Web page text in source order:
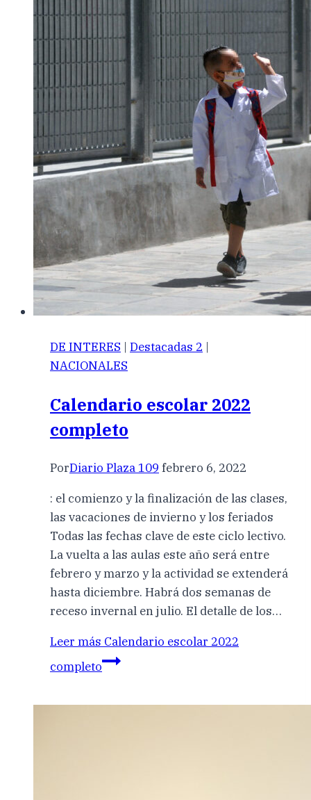
DE INTERES | Destacadas 2 |
NACIONALES
Calendario escolar 2022
completo
PorDiario Plaza 109 febrero 6, 2022
: el comienzo y la finalización de las clases,
las vacaciones de invierno y los feriados
Todas las fechas clave de este ciclo lectivo.
La vuelta a las aulas este año será entre
febrero y marzo y la actividad se extenderá
hasta diciembre. Habrá dos semanas de
receso invernal en julio. El detalle de los…
Leer más Calendario escolar 2022
completo